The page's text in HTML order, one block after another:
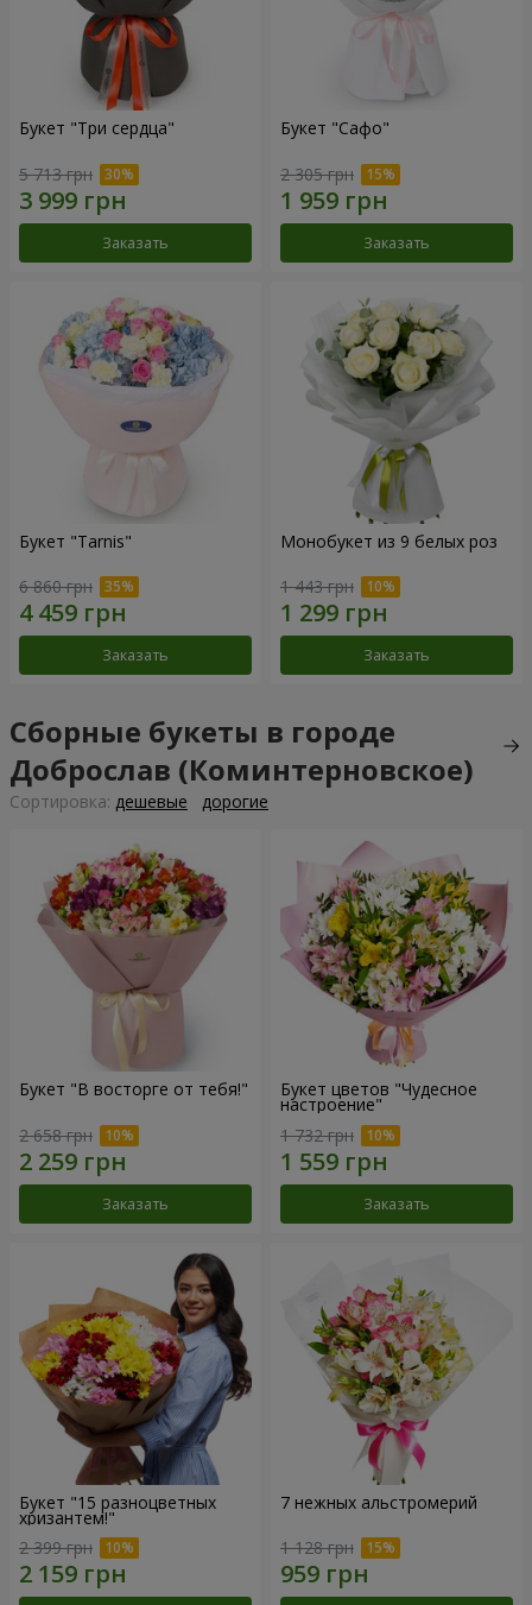
Букет "Три сердца"
5 713 грн
Заказать
Букет "Сафо"
2 305 грн
Заказать
Букет "Tarnis"
6 860 грн
Заказать
Монобукет из 9 белых роз
1 443 грн
Заказать
Сборные букеты в городе
Доброслав (Коминтерновское)
Cортировка: дешевые дорогие
Букет "В восторге от тебя!"
2 658 грн
Заказать
Букет цветов "Чудесное
настроение"
1 732 грн
Заказать
Букет "15 разноцветных
хризантем!"
2 399 грн
7 нежных альстромерий
1 128 грн